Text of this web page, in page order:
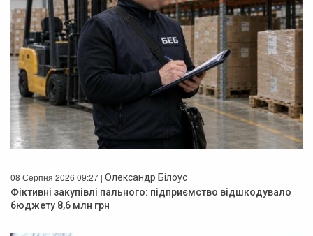
08 Серпня 2026 09:27 | Олександр Білоус
Фіктивні закупівлі пального: підприємство відшкодувало
бюджету 8,6 млн грн